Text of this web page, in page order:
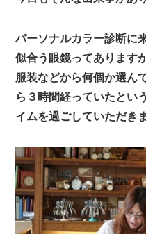
パーソナルカラー診断に
似合う眼鏡ってあります
服装などから何個か選ん
ら３時間経っていたとい
イムを過ごしていただき